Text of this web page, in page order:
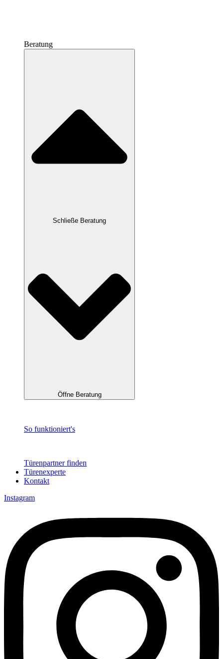
Beratung
Schließe Beratung
Öffne Beratung
So funktioniert's
Türenpartner finden
Türenexperte
Kontakt
Instagram